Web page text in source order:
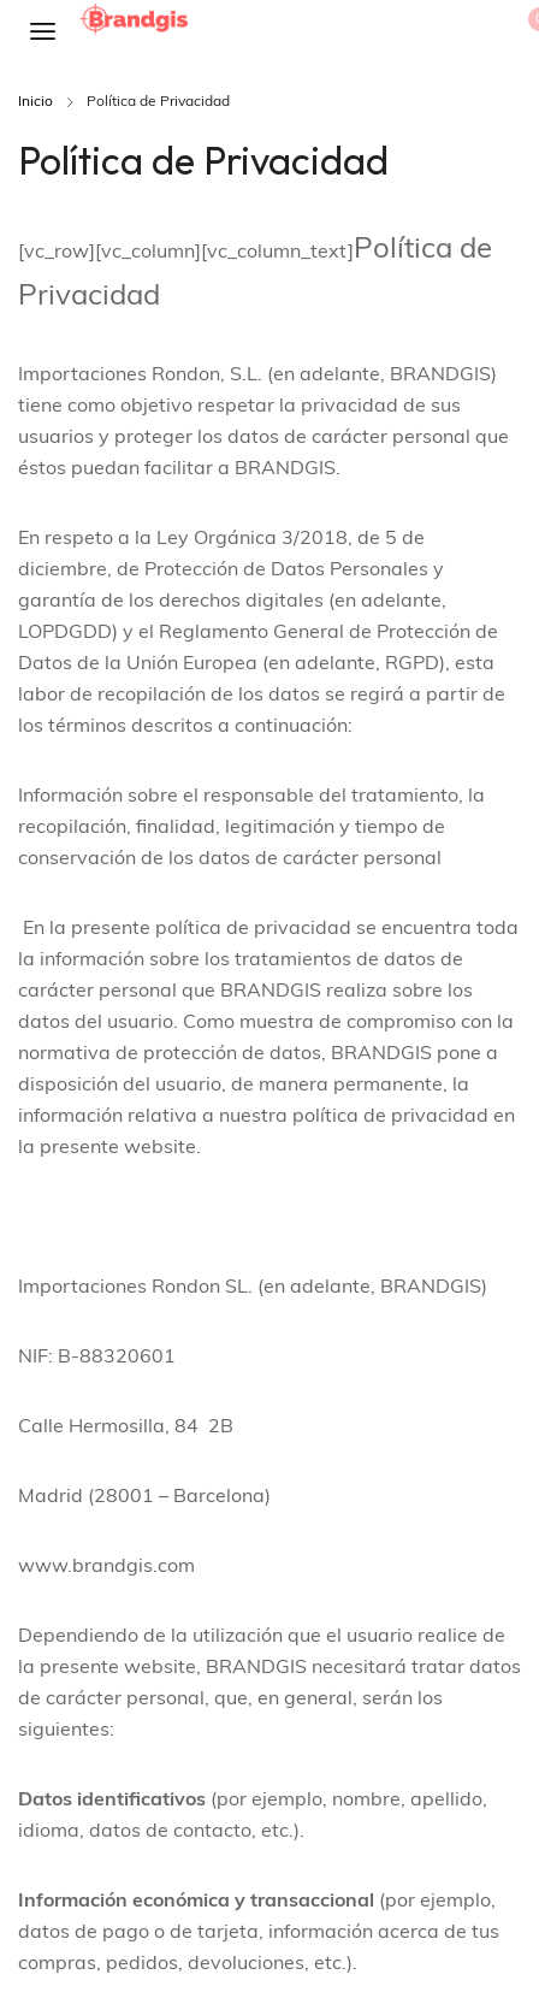
Inicio Política de Privacidad
Política de Privacidad
[vc_row][vc_column][vc_column_text] Política de
Privacidad
Importaciones Rondon, S.L. (en adelante, BRANDGIS)
tiene como objetivo respetar la privacidad de sus
usuarios y proteger los datos de carácter personal que
éstos puedan facilitar a BRANDGIS.
En respeto a la Ley Orgánica 3/2018, de 5 de
diciembre, de Protección de Datos Personales y
garantía de los derechos digitales (en adelante,
LOPDGDD) y el Reglamento General de Protección de
Datos de la Unión Europea (en adelante, RGPD), esta
labor de recopilación de los datos se regirá a partir de
los términos descritos a continuación:
Información sobre el responsable del tratamiento, la
recopilación, finalidad, legitimación y tiempo de
conservación de los datos de carácter personal
En la presente política de privacidad se encuentra toda
la información sobre los tratamientos de datos de
carácter personal que BRANDGIS realiza sobre los
datos del usuario. Como muestra de compromiso con la
normativa de protección de datos, BRANDGIS pone a
disposición del usuario, de manera permanente, la
información relativa a nuestra política de privacidad en
la presente website.
Importaciones Rondon SL. (en adelante, BRANDGIS)
NIF: B-88320601
Calle Hermosilla, 84 2B
Madrid (28001 – Barcelona)
www.brandgis.com
Dependiendo de la utilización que el usuario realice de
la presente website, BRANDGIS necesitará tratar datos
de carácter personal, que, en general, serán los
siguientes:
Datos identificativos (por ejemplo, nombre, apellido,
idioma, datos de contacto, etc.).
Información económica y transaccional
(por ejemplo,
datos de pago o de tarjeta, información acerca de tus
compras, pedidos, devoluciones, etc.).